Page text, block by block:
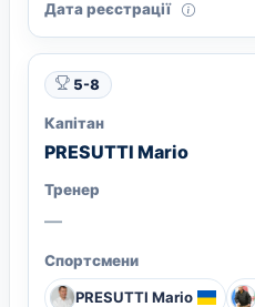
Дата реєстрації
5-8
Капітан
PRESUTTI Mario
Тренер
—
Спортсмени
PRESUTTI Mario